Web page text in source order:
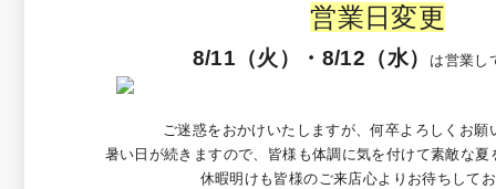
営業日変更
8/11（火）・8/12（水） は営業し
ご迷惑をおかけいたしますが、何卒よろしくお願
暑い日が続きますので、皆様も体調に気を付けて素敵な夏
休暇明けも皆様のご来店心よりお待ちして